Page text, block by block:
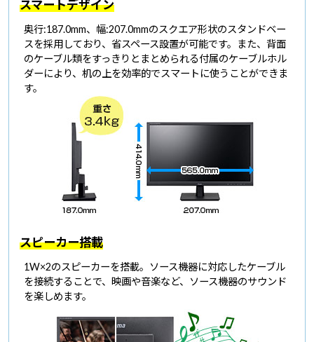
スマートデザイン
奥行:187.0mm、幅:207.0mmのスクエア形状のスタンドベー
スを採用しており、省スペース設置が可能です。また、背面
のケーブル類をすっきりとまとめられる付属のケーブルホル
ダーにより、机の上を効率的でスマートに使うことができま
す。
スピーカー搭載
1W×2のスピーカーを搭載。ソース機器に対応したケーブル
を接続することで、映画や音楽など、ソース機器のサウンド
を楽しめます。